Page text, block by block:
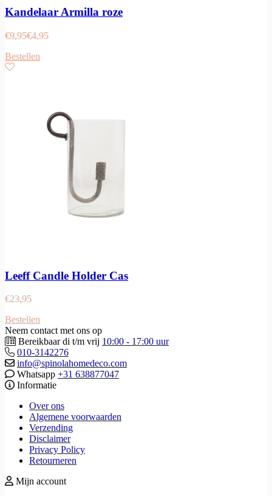
Kandelaar Armilla roze
€9,95€4,95
Bestellen
Leeff Candle Holder Cas
€23,95
Bestellen
Neem contact met ons op
Bereikbaar di t/m vrij 10:00 - 17:00 uur
010-3142276
info@spinolahomedeco.com
Whatsapp +31 638877047
Informatie
Over ons
Algemene voorwaarden
Verzending
Disclaimer
Privacy Policy
Retourneren
Mijn account